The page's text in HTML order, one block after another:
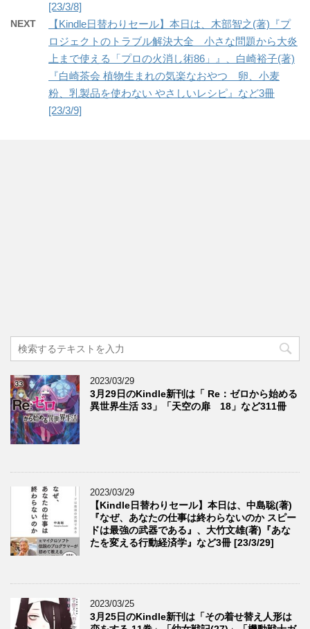
[23/3/8]
NEXT
【Kindle日替わりセール】本日は、木部智之(著)『プ
ロジェクトのトラブル解決大全 小さな問題から大炎
上まで使える「プロの火消し術86」』、白崎裕子(著)
『白崎茶会 植物生まれの気楽なおやつ 卵、小麦
粉、乳製品を使わない やさしいレシピ』など3冊
[23/3/9]
2023/03/29
3月29日のKindle新刊は「 Re：ゼロから始める
異世界生活 33」「天空の扉 18」など311冊
2023/03/29
【Kindle日替わりセール】本日は、中島聡(著)
『なぜ、あなたの仕事は終わらないのか スピー
ドは最強の武器である』、大竹文雄(著)『あな
たを変える行動経済学』など3冊 [23/3/29]
2023/03/25
3月25日のKindle新刊は「その着せ替え人形は